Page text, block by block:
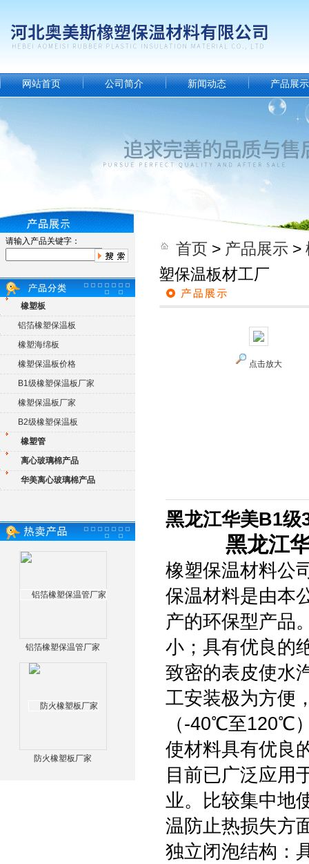
网站首页 公司简介 新闻动态 产品展示
请输入产品关键字：
橡塑板
铝箔橡塑保温板
橡塑海绵板
橡塑保温板价格
B1级橡塑保温板厂家
橡塑保温板厂家
B2级橡塑保温板
橡塑管
离心玻璃棉产品
华美离心玻璃棉产品
铝箔橡塑保温管厂家
防火橡塑板厂家
首页 > 产品展示 >
塑保温板材工厂
点击放大
黑龙江华美B1级
黑龙江
橡塑保温材料公
保温材料是由本
产的环保型产品
小；具有优良的
致密的表皮使水
工安装极为方便
（-40℃至120℃
使材料具有优良
目前已广泛应用
业。比较集中地
温防止热损失方
独立闭泡结构：